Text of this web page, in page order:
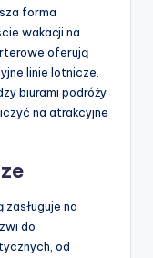
forma
wakacji na
oferują
linie lotnicze.
biurami podróży
na atrakcyjne
na
do
od